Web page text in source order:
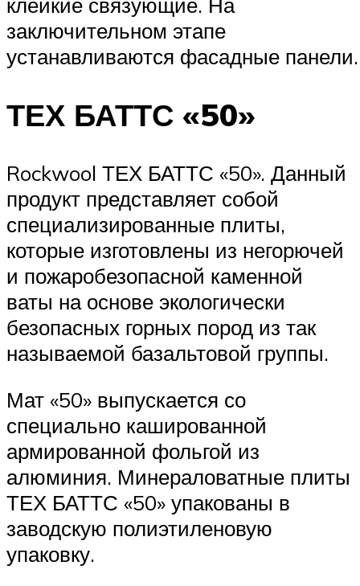
заключительном этапе
устанавливаются фасадные панели.
ТЕХ БАТТС «50»
Rockwool ТЕХ БАТТС «50». Данный
продукт представляет собой
специализированные плиты,
которые изготовлены из негорючей
и пожаробезопасной каменной
ваты на основе экологически
безопасных горных пород из так
называемой базальтовой группы.
Мат «50» выпускается со
специально кашированной
армированной фольгой из
алюминия. Минераловатные плиты
ТЕХ БАТТС «50» упакованы в
заводскую полиэтиленовую
упаковку.